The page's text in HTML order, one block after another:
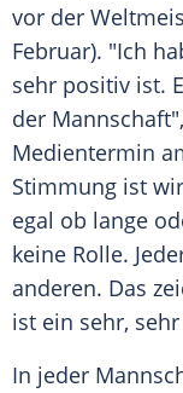
vor der
Februar). "Ich
sehr positiv ist.
der
Medientermin
Stimmung ist
egal ob lange
keine Rolle.
anderen. Das
ist ein sehr,
In jeder